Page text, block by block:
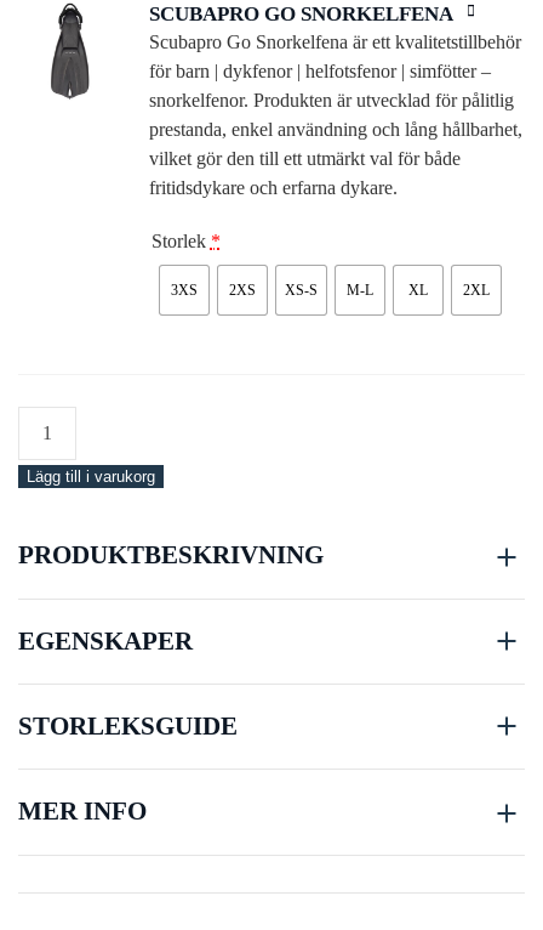
SCUBAPRO GO SNORKELFENA
Scubapro Go Snorkelfena är ett kvalitetstillbehör
för barn | dykfenor | helfotsfenor | simfötter –
snorkelfenor. Produkten är utvecklad för pålitlig
prestanda, enkel användning och lång hållbarhet,
vilket gör den till ett utmärkt val för både
fritidsdykare och erfarna dykare.
Storlek *
3XS 2XS XS-S M-L XL 2XL
Diamond
mängd
Lägg till i varukorg
PRODUKTBESKRIVNING
EGENSKAPER
STORLEKSGUIDE
MER INFO